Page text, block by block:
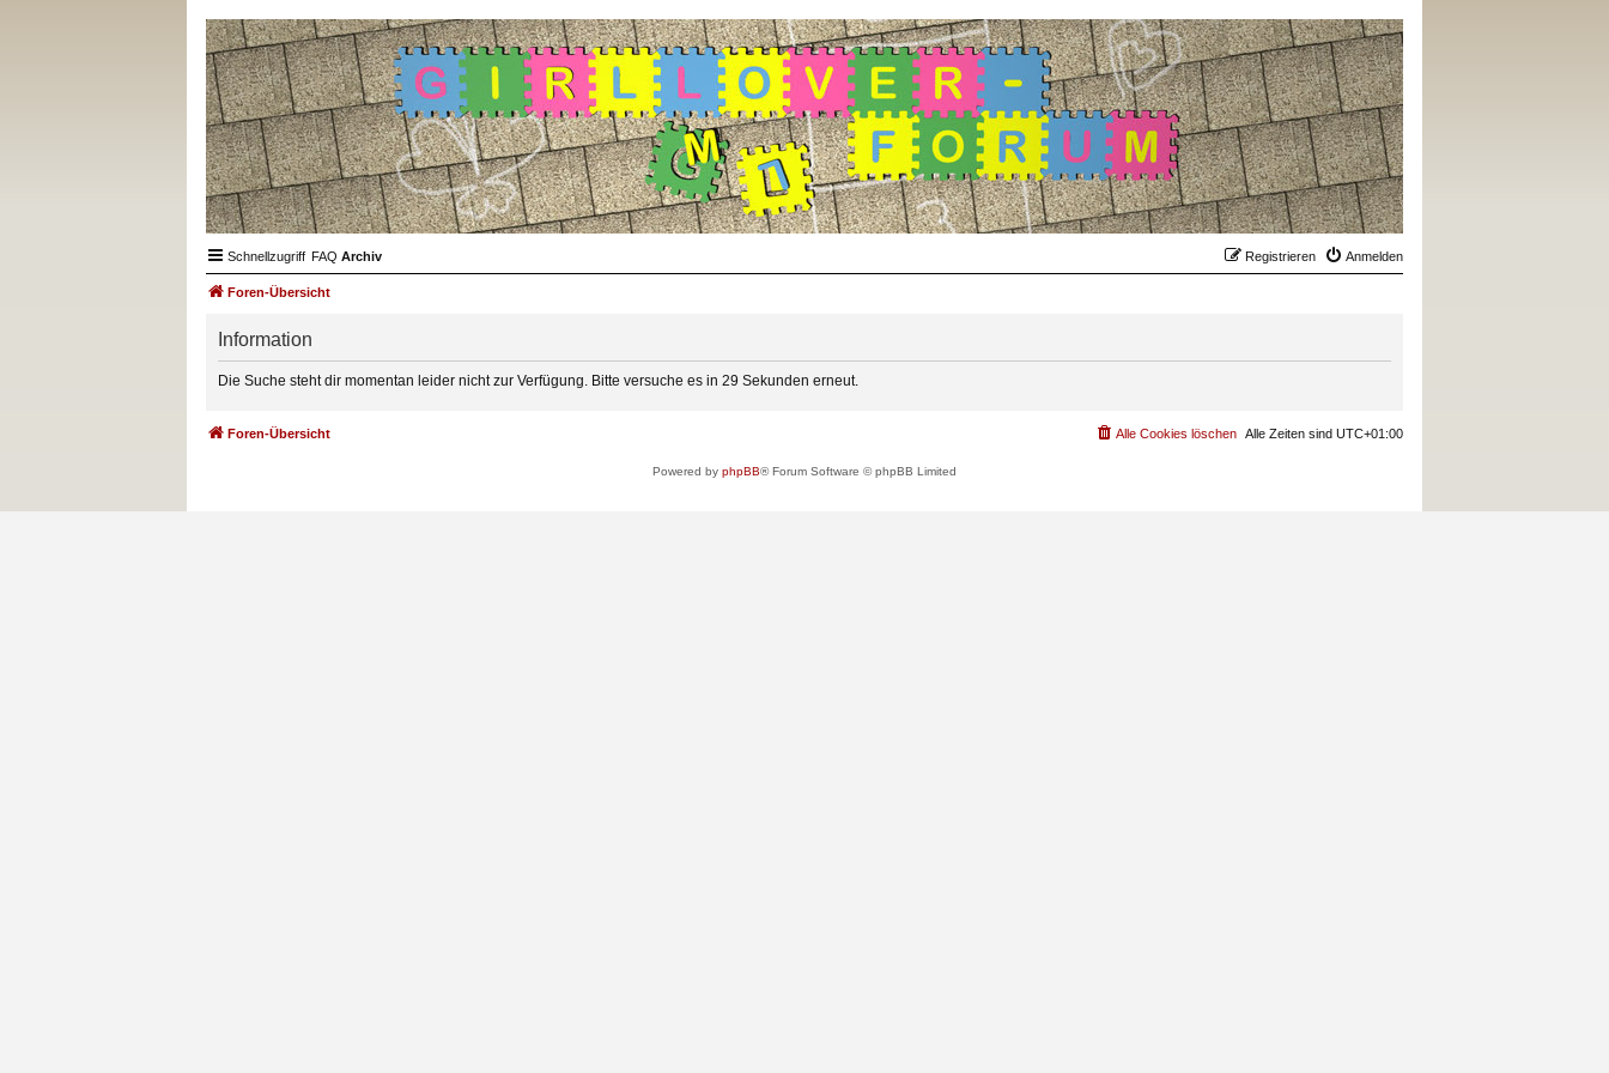
Schnellzugriff FAQ Archiv Anmelden
Registrieren
Foren-Übersicht
Information
Die Suche steht dir momentan leider nicht zur Verfügung. Bitte versuche es in 29 Sekunden erneut.
Foren-Übersicht Alle Zeiten sind UTC+01:00
Alle Cookies löschen
Powered by phpBB® Forum Software © phpBB Limited